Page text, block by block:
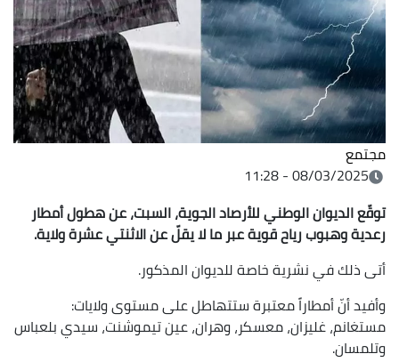
مجتمع
08/03/2025 - 11:28
توقّع الديوان الوطني للأرصاد الجوية، السبت، عن هطول أمطار
رعدية وهبوب رياح قوية عبر ما لا يقلّ عن الاثنتي عشرة ولاية.
أتى ذلك في نشرية خاصة للديوان المذكور.
وأفيد أنّ أمطاراً معتبرة ستتهاطل على مستوىولايات:
مستغانم، غليزان، معسكر، وهران، عين تيموشنت، سيدي بلعباس
وتلمسان.